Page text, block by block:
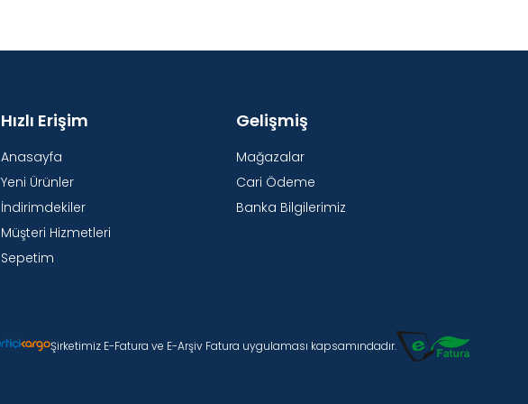
Hızlı Erişim
Anasayfa
Yeni Ürünler
İndirimdekiler
Müşteri Hizmetleri
Sepetim
Gelişmiş
Mağazalar
Cari Ödeme
Banka Bilgilerimiz
Şirketimiz E-Fatura ve E-Arşiv Fatura uygulaması kapsamındadır.